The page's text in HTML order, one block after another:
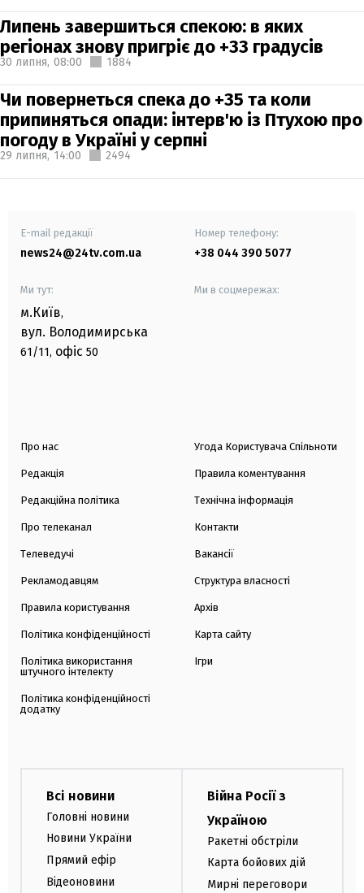
Липень завершиться спекою: в яких
регіонах знову пригріє до +33 градусів
30 липня, 08:00 1884
Чи повернеться спека до +35 та коли
припиняться опади: інтерв'ю із Птухою про
погоду в Україні у серпні
29 липня, 14:00 2494
E-mail редакції
news24@24tv.com.ua
Номер телефону:
+38 044 390 5077
Ми тут:
м.Київ,
вул. Володимирська
61/11, офіс 50
Ми в соцмережах:
Про нас
Редакція
Редакційна політика
Про телеканал
Телеведучі
Рекламодавцям
Правила користування
Політика конфіденційності
Політика використання
штучного інтелекту
Політика конфіденційності
додатку
Угода Користувача Спільноти
Правила коментування
Технічна інформація
Контакти
Вакансії
Структура власності
Архів
Карта сайту
Ігри
Всі новини
Головні новини
Новини України
Прямий ефір
Відеоновини
Війна Росії з
Україною
Ракетні обстріли
Карта бойових дій
Мирні переговори